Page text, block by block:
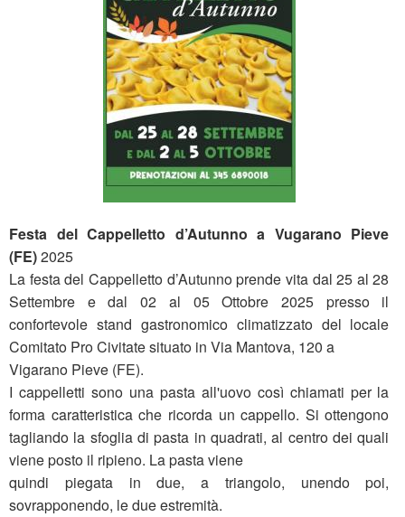
Festa del Cappelletto d’Autunno a Vugarano Pieve
(FE)2025
La festa del Cappelletto d’Autunno prende vita dal 25 al 28
Settembre e dal 02 al 05 Ottobre 2025 presso il
confortevole stand gastronomico climatizzato del locale
Comitato Pro Civitate situato in Via Mantova, 120 a
Vigarano Pieve (FE).
I cappelletti sono una pasta all'uovo così chiamati per la
forma caratteristica che ricorda un cappello. Si ottengono
tagliando la sfoglia di pasta in quadrati, al centro dei quali
viene posto il ripieno. La pasta viene
quindi piegata in due, a triangolo, unendo poi,
sovrapponendo, le due estremità.